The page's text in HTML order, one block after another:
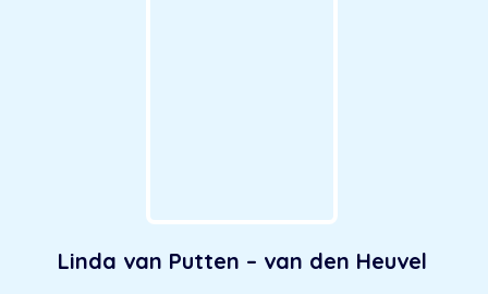
Linda van Putten – van den Heuvel